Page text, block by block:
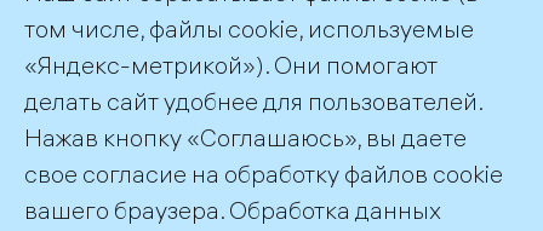
Пресс-служба ТГК-1
+7 (812) 688-32-84
press@tgc1.ru
том числе, файлы cookie, используемые
«Яндекс-метрикой»). Они помогают
делать сайт удобнее для пользователей.
Нажав кнопку «Соглашаюсь», вы даете
свое согласие на обработку файлов cookie
вашего браузера. Обработка данных